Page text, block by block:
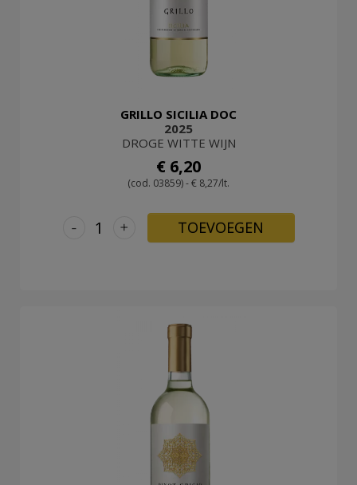
GRILLO SICILIA DOC
2025
DROGE WITTE WIJN
€ 6,20
(cod. 03859) - € 8,27/lt.
+
- TOEVOEGEN